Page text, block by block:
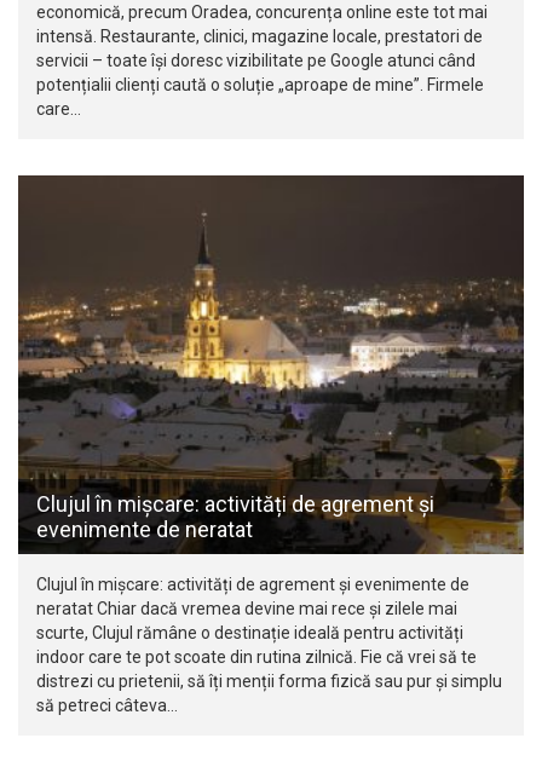
economică, precum Oradea, concurența online este tot mai
intensă. Restaurante, clinici, magazine locale, prestatori de
servicii – toate își doresc vizibilitate pe Google atunci când
potențialii clienți caută o soluție „aproape de mine”. Firmele
care…
Clujul în mișcare: activități de agrement și
evenimente de neratat
Clujul în mișcare: activități de agrement și evenimente de
neratat Chiar dacă vremea devine mai rece și zilele mai
scurte, Clujul rămâne o destinație ideală pentru activități
indoor care te pot scoate din rutina zilnică. Fie că vrei să te
distrezi cu prietenii, să îți menții forma fizică sau pur și simplu
să petreci câteva…